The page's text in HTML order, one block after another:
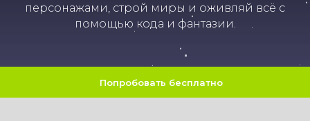
персонажами, строй миры и оживляй всё с
помощью кода и фантазии.
Попробовать бесплатно